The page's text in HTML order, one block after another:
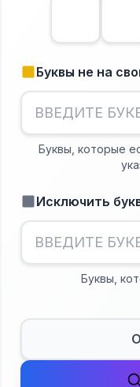
Буквы не на
Буквы, которые
Исключить
Буквы,